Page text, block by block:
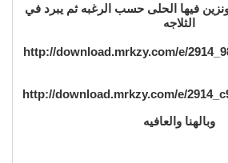
فيها الحلى حسب الرغبه ثم يبرد في
الثلاجه
وبالهنا والعافيه